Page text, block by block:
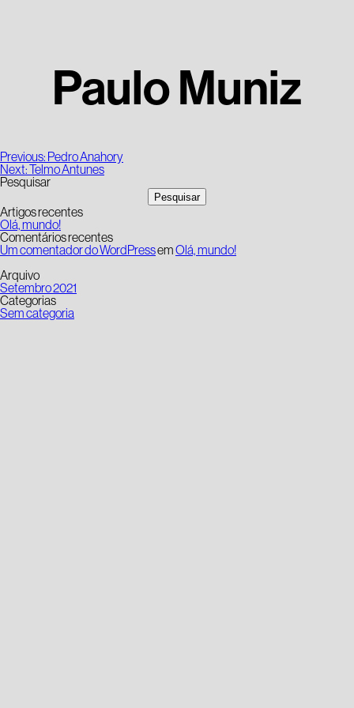
Paulo Muniz
Navegação
de
artigos
Previous: Pedro Anahory
Next:Telmo Antunes
Pesquisar
Pesquisar
Artigos recentes
Olá, mundo!
Comentários recentes
Um comentador do WordPressemOlá, mundo!
Arquivo
Setembro 2021
Categorias
Sem categoria